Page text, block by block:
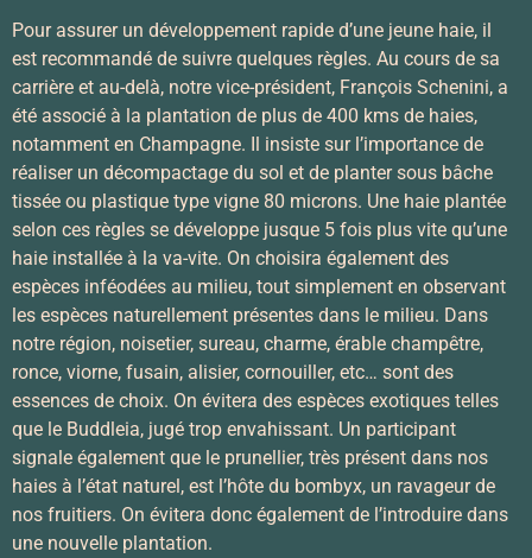
Pour assurer un développement rapide d’une jeune haie, il
est recommandé de suivre quelques règles. Au cours de sa
carrière et au-delà, notre vice-président, François Schenini, a
été associé à la plantation de plus de 400 kms de haies,
notamment en Champagne. Il insiste sur l’importance de
réaliser un décompactage du sol et de planter sous bâche
tissée ou plastique type vigne 80 microns. Une haie plantée
selon ces règles se développe jusque 5 fois plus vite qu’une
haie installée à la va-vite. On choisira également des
espèces inféodées au milieu, tout simplement en observant
les espèces naturellement présentes dans le milieu. Dans
notre région, noisetier, sureau, charme, érable champêtre,
ronce, viorne, fusain, alisier, cornouiller, etc… sont des
essences de choix. On évitera des espèces exotiques telles
que le Buddleia, jugé trop envahissant. Un participant
signale également que le prunellier, très présent dans nos
haies à l’état naturel, est l’hôte du bombyx, un ravageur de
nos fruitiers. On évitera donc également de l’introduire dans
une nouvelle plantation.